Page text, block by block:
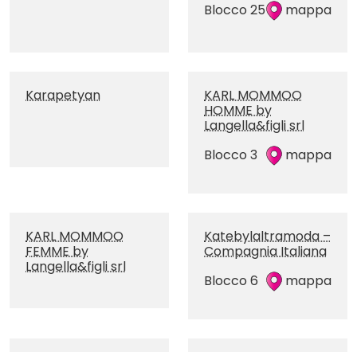
Blocco 25
mappa
Karapetyan
KARL MOMMOO
HOMME by
Langella&figli srl
Blocco 3
mappa
KARL MOMMOO
FEMME by
Langella&figli srl
Katebylaltramoda –
Compagnia Italiana
Blocco 6
mappa